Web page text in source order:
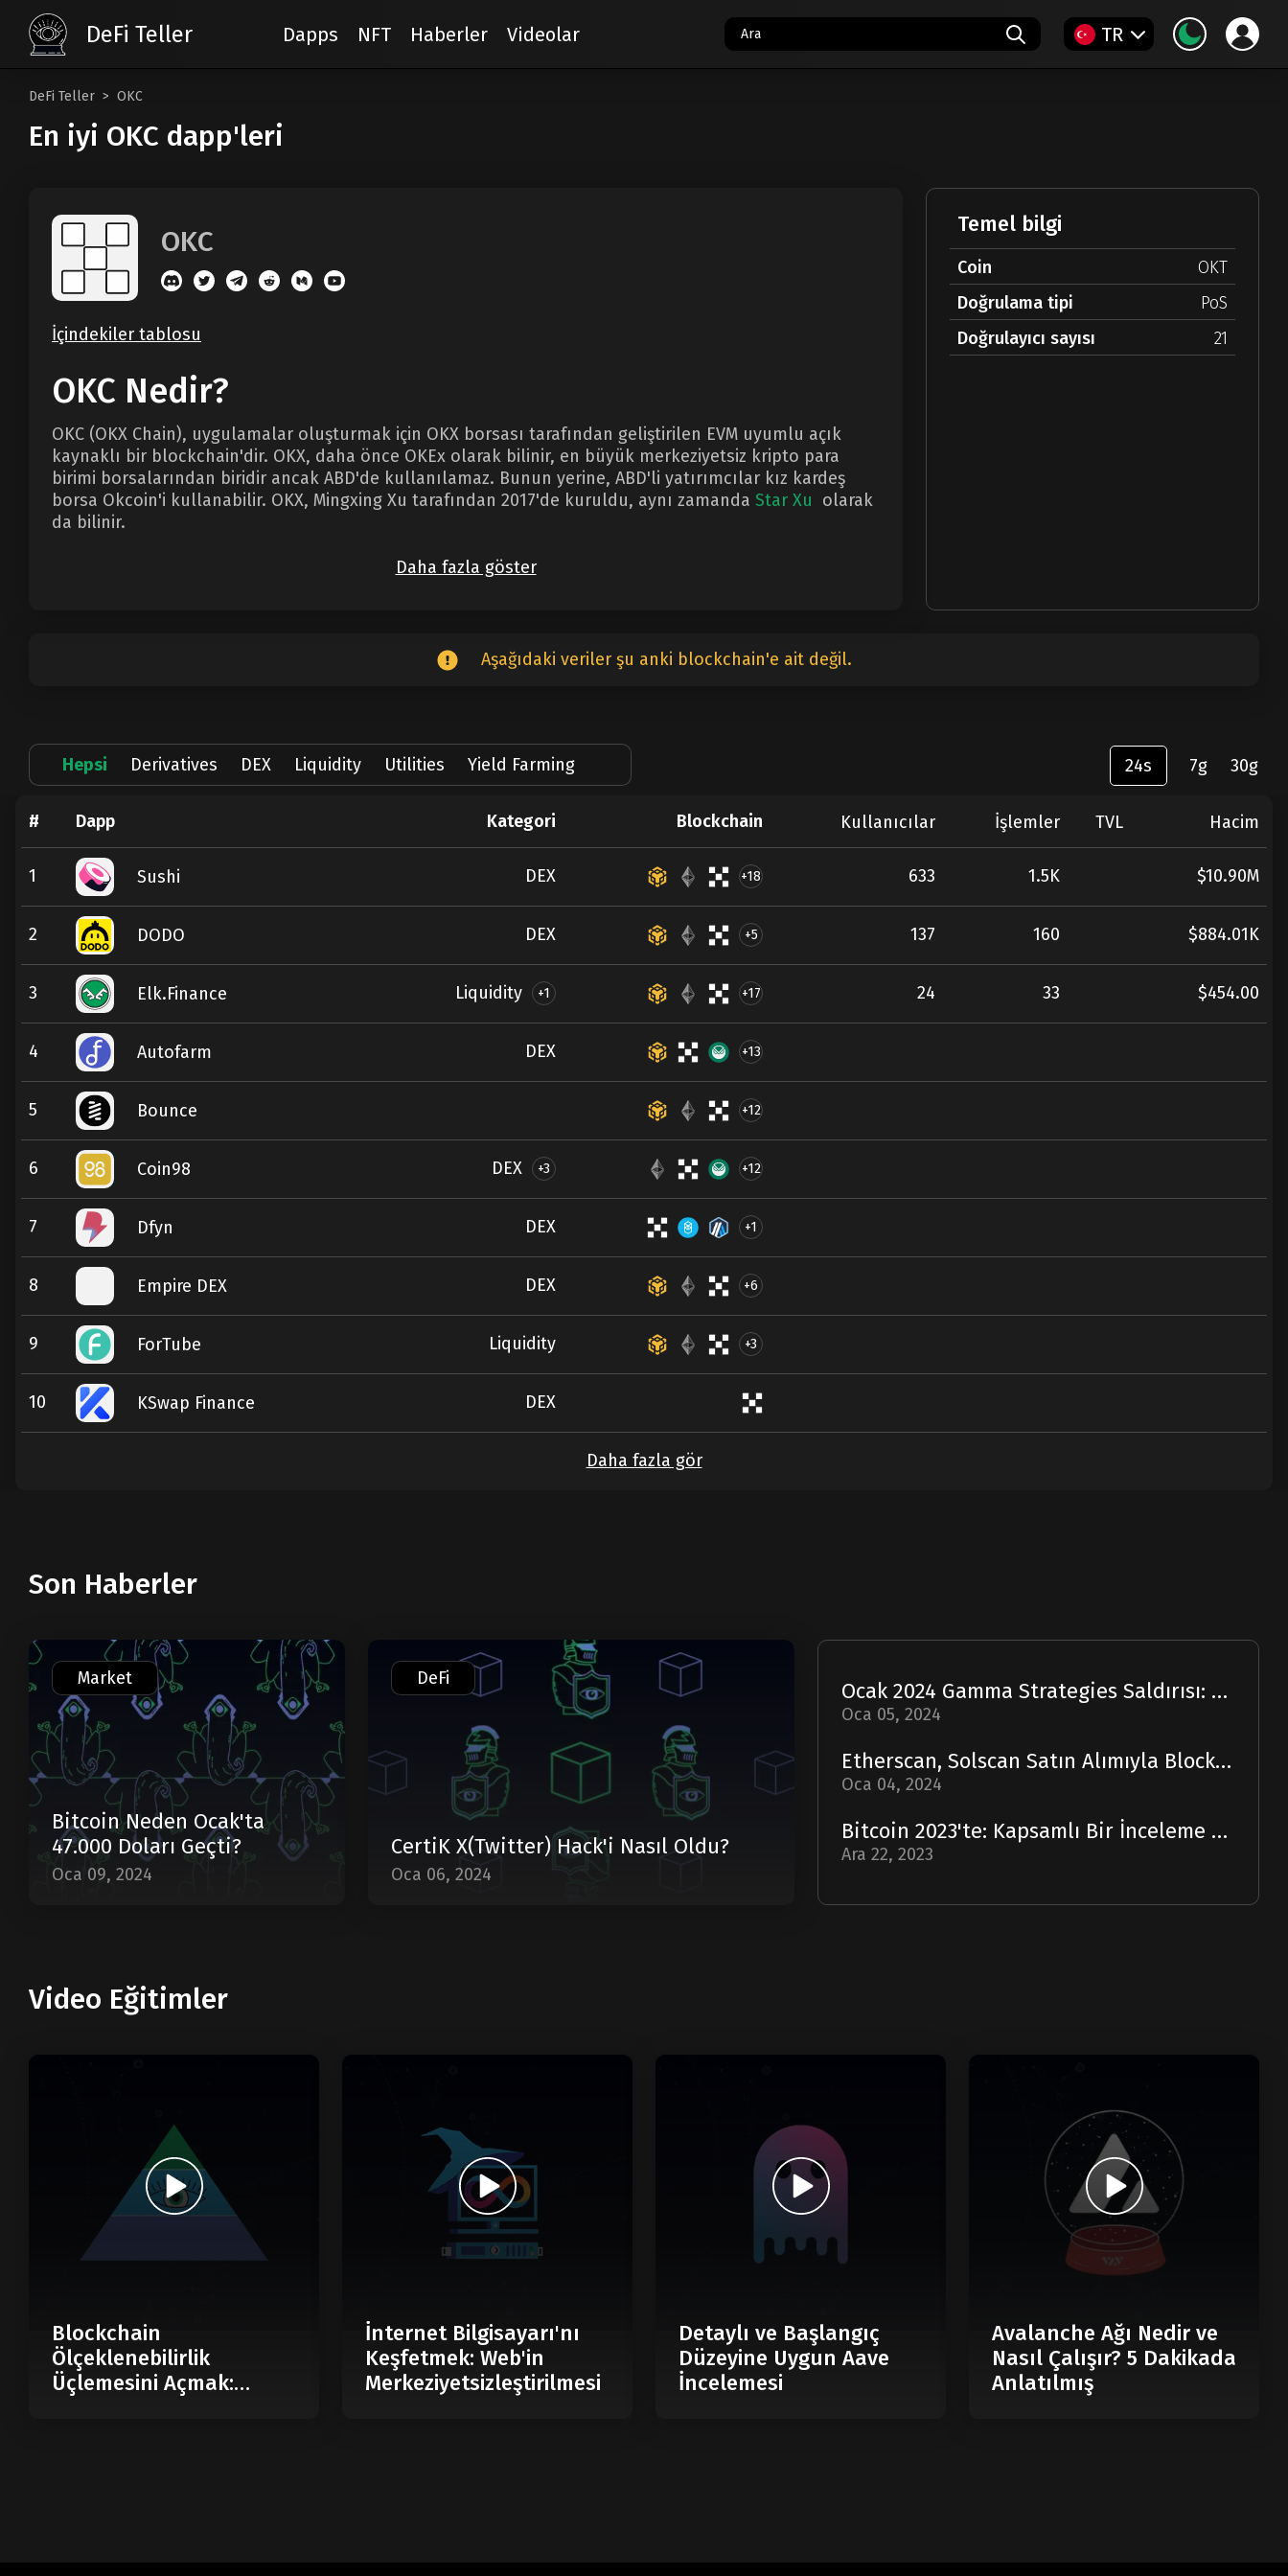
DeFi Teller OKC
En iyi OKC dapp'leri
OKC
İçindekiler tablosu
OKC Nedir?
OKC (OKX Chain), uygulamalar oluşturmak için OKX borsası tarafından geliştirilen EVM uyumlu açık
kaynaklı bir blockchain'dir. OKX, daha önce OKEx olarak bilinir, en büyük merkeziyetsiz kripto para
birimi borsalarından biridir ancak ABD'de kullanılamaz. Bunun yerine, ABD'li yatırımcılar kız kardeş
borsa Okcoin'i kullanabilir. OKX, Mingxing Xu tarafından 2017'de kuruldu, aynı zamanda Star Xu olarak
da bilinir.
Daha fazla göster
Temel bilgi
Coin
OKT
Doğrulama tipi
PoS
Doğrulayıcı sayısı
21
Aşağıdaki veriler şu anki blockchain'e ait değil.
24s 7g 30g
Hepsi Derivatives DEX Liquidity Utilities Yield Farming
# Dapp Kategori Blockchain Kullanıcılar İşlemler TVL Hacim
1 Sushi DEX +18 633 1.5K $10.90M
2 DODO DEX +5 137 160 $884.01K
3 Elk.Finance Liquidity +1 +17 24 33 $454.00
4 Autofarm DEX +13
5 Bounce +12
6 Coin98 DEX +3 +12
7 Dfyn DEX +1
8 Empire DEX DEX +6
9 ForTube Liquidity +3
10 KSwap Finance DEX
Daha fazla gör
Son Haberler
Bitcoin Neden Ocak'ta
47.000 Doları Geçti?
Oca 09, 2024
Market
CertiK X(Twitter) Hack'i Nasıl Oldu?
Oca 06, 2024
DeFi Ocak 2024 Gamma Strategies Saldırısı: Bir Rapor
Oca 05, 2024
Etherscan, Solscan Satın Alımıyla Blockchain Ufuklarını Genişletiyor
Oca 04, 2024
Bitcoin 2023'te: Kapsamlı Bir İnceleme ve 2024 Tahmini
Ara 22, 2023
Video Eğitimler
Blockchain
Ölçeklenebilirlik
Üçlemesini Açmak:
İnternet Bilgisayarı'nı
Keşfetmek: Web'in
Merkeziyetsizleştirilmesi
Detaylı ve Başlangıç
Düzeyine Uygun Aave
İncelemesi
Avalanche Ağı Nedir ve
Nasıl Çalışır? 5 Dakikada
Anlatılmış
DeFi Teller Dapps NFT Haberler Videolar TR